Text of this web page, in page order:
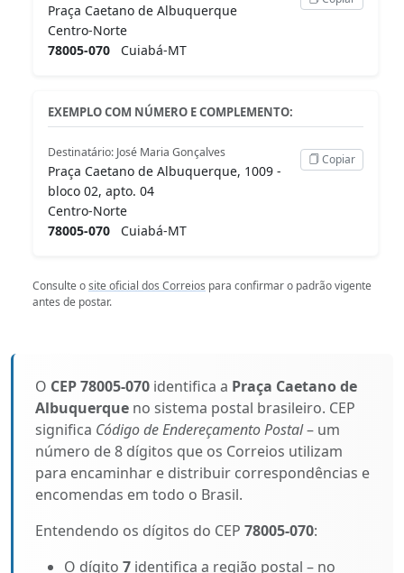
Praça Caetano de Albuquerque
Centro-Norte
78005-070 Cuiabá-MT
EXEMPLO COM NÚMERO E COMPLEMENTO:
Destinatário: José Maria Gonçalves
Praça Caetano de Albuquerque, 1009 -
bloco 02, apto. 04
Centro-Norte
78005-070 Cuiabá-MT
Copiar
Consulte osite oficial dos Correios para confirmar o padrão vigente
antes de postar.
O CEP 78005-070 identifica a Praça Caetano de
Albuquerque no sistema postal brasileiro. CEP
significa Código de Endereçamento Postal– um
número de 8 dígitos que os Correios utilizam
para encaminhar e distribuir correspondências e
encomendas em todo o Brasil.
Entendendo os dígitos do CEP 78005-070:
O dígito 7 identifica a região postal – no